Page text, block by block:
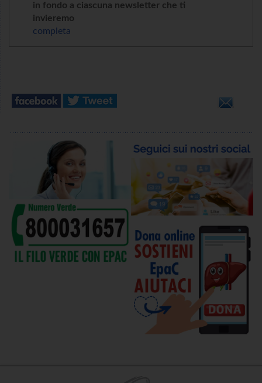
in fondo a ciascuna newsletter che ti
invieremo
completa